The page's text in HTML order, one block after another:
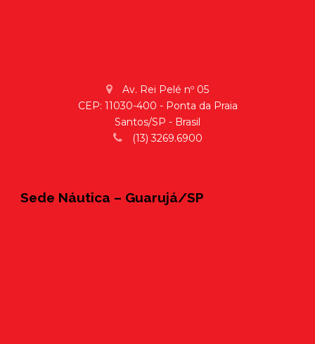
Av. Rei Pelé nº 05
CEP: 11030-400 - Ponta da Praia
Santos/SP - Brasil
(13) 3269.6900
Sede Náutica – Guarujá/SP